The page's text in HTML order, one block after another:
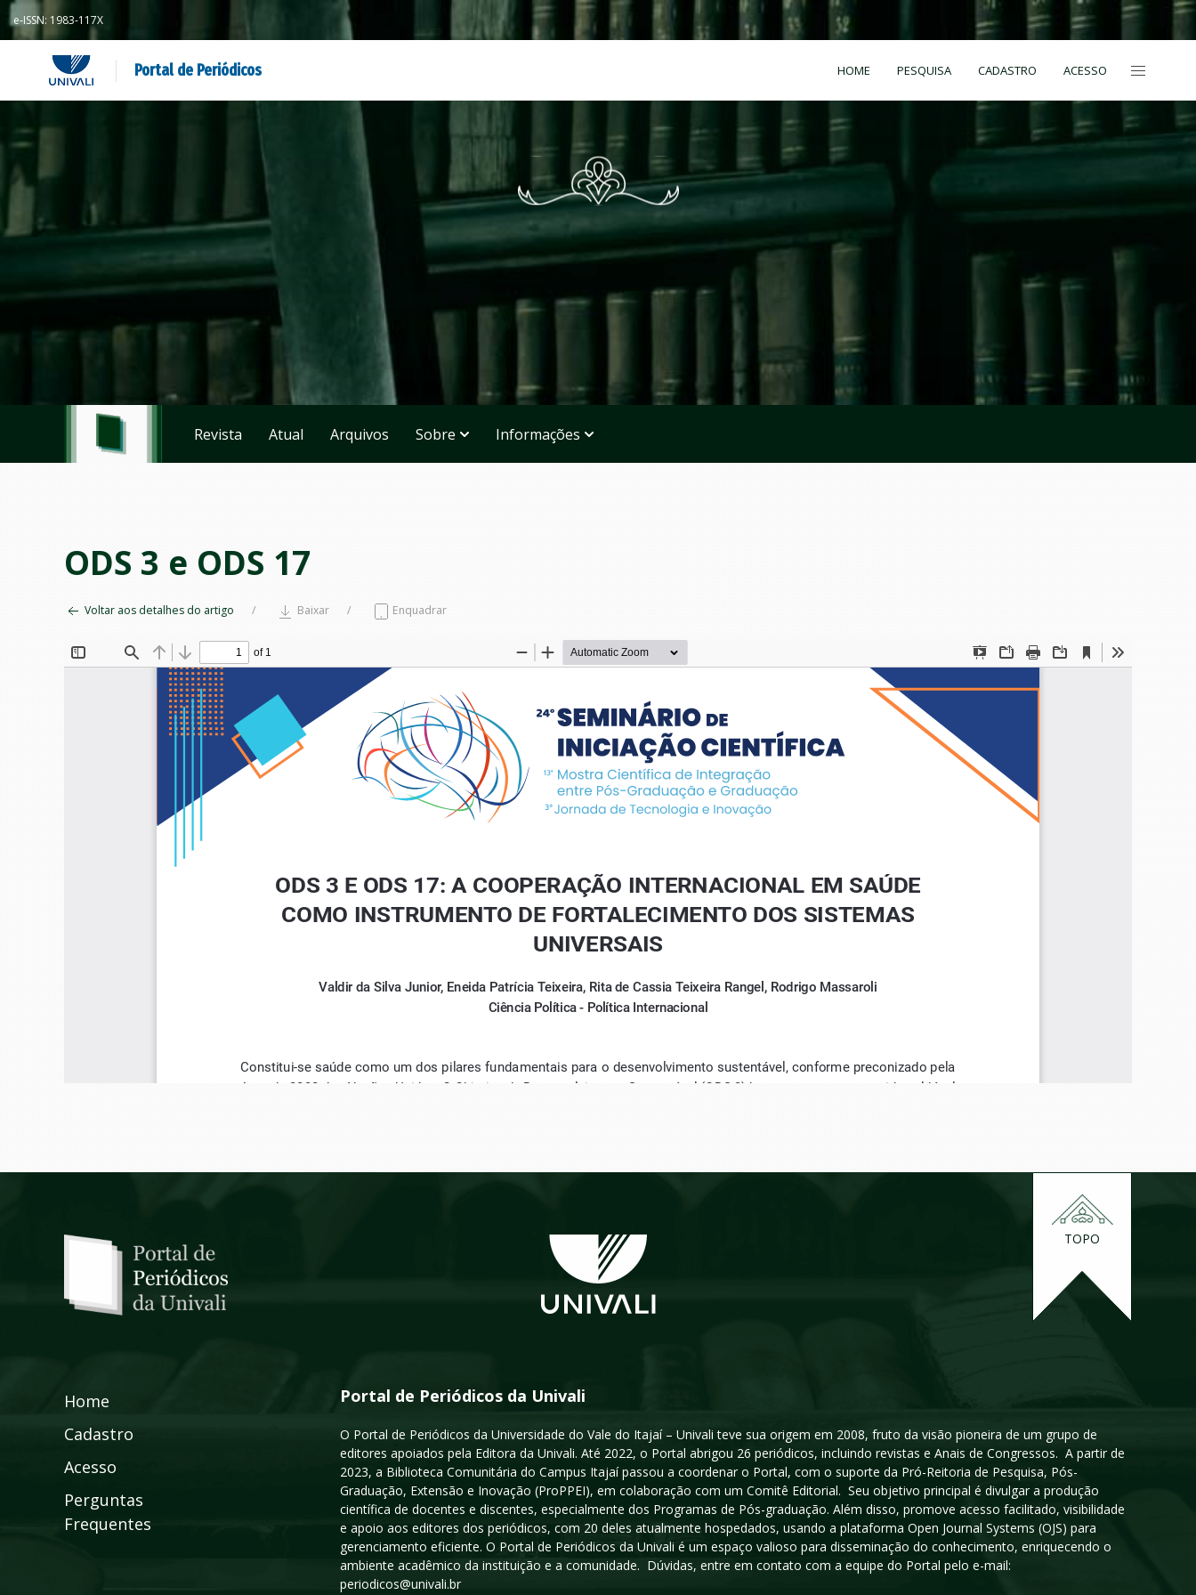
e-ISSN: 1983-117X
Portal de Periódicos HOME PESQUISA CADASTRO ACESSO
Revista Atual Arquivos Sobre Informações
ODS 3 e ODS 17
Voltar aos detalhes do artigo Baixar Enquadrar
TOPO
Home
Cadastro
Acesso
Perguntas
Frequentes
Portal de Periódicos da Univali
O Portal de Periódicos da Universidade do Vale do Itajaí – Univali teve sua origem em 2008, fruto da visão pioneira de um grupo de
editores apoiados pela Editora da Univali. Até 2022, o Portal abrigou 26 periódicos, incluindo revistas e Anais de Congressos. A partir de
2023, a Biblioteca Comunitária do Campus Itajaí passou a coordenar o Portal, com o suporte da Pró-Reitoria de Pesquisa, Pós-
Graduação, Extensão e Inovação (ProPPEI), em colaboração com um Comitê Editorial. Seu objetivo principal é divulgar a produção
científica de docentes e discentes, especialmente dos Programas de Pós-graduação. Além disso, promove acesso facilitado, visibilidade
e apoio aos editores dos periódicos, com 20 deles atualmente hospedados, usando a plataforma Open Journal Systems (OJS) para
gerenciamento eficiente. O Portal de Periódicos da Univali é um espaço valioso para disseminação do conhecimento, enriquecendo o
ambiente acadêmico da instituição e a comunidade. Dúvidas, entre em contato com a equipe do Portal pelo e-mail:
periodicos@univali.br